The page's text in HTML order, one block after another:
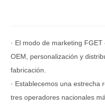
· El modo de marketing
OEM, personalización y
fabricación.
· Establecemos una estrecha
tres operadores nacionales